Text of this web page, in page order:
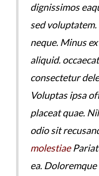
dignissimos
sed
neque. Minus
aliquid.
consectetur
Voluptas ipsa
placeat quae.
odio sit
molestiae
ea.